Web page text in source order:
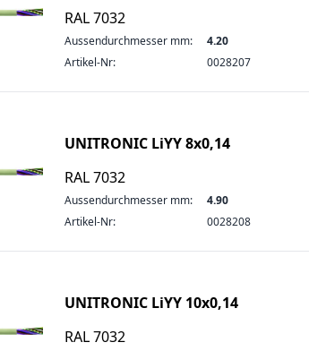
RAL 7032
Aussendurchmesser mm:
4.20
Artikel-Nr:
0028207
UNITRONIC LiYY 8x0,14
RAL 7032
Aussendurchmesser mm:
4.90
Artikel-Nr:
0028208
UNITRONIC LiYY 10x0,14
RAL 7032